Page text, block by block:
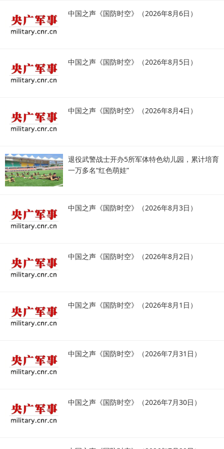
中国之声《国防时空》（2026年8月6日）
中国之声《国防时空》（2026年8月5日）
中国之声《国防时空》（2026年8月4日）
退役武警战士开办5所军体特色幼儿园，累计培育
一万多名“红色萌娃”
中国之声《国防时空》（2026年8月3日）
中国之声《国防时空》（2026年8月2日）
中国之声《国防时空》（2026年8月1日）
中国之声《国防时空》（2026年7月31日）
中国之声《国防时空》（2026年7月30日）